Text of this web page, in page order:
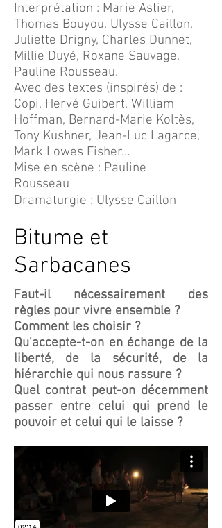
Interprétation : Marie Astier,
Thomas Bouyou, Ulysse Caillon,
Juliette Drigny, Charles Dunnet,
Millie Duyé, Roxane Sauvage,
Pauline Rousseau.
Avec des textes (inspirés) de :
Copi, Hervé Guibert, William
Hoffman, Bernard-Marie Koltès,
Tony Kushner, Jean-Luc Lagarce,
Mark Lowes Fisher…
Mise en scène : Pauline
Rousseau
Dramaturgie : Ulysse Caillon
Bitume et
Sarbacanes
​​Faut-il nécessairement des
règles pour vivre ensemble ?
Comment les choisir ?
Qu'accepte-t-on en échange de la
liberté, de la sécurité, de la
hiérarchie qui nous rassure ?
Quel contrat peut-on décemment
passer entre celui qui prend le
pouvoir et celui qui le laisse ?